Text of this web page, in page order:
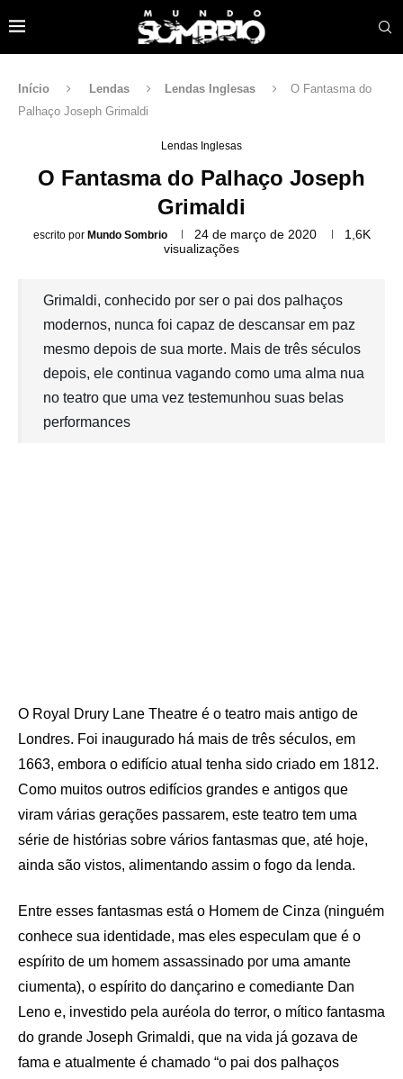
Início Lendas Lendas Inglesas
O Fantasma do
Palhaço Joseph Grimaldi
Lendas Inglesas
O Fantasma do Palhaço Joseph
Grimaldi
escrito por Mundo Sombrio 24 de março de 2020
1,6K
visualizações
Grimaldi, conhecido por ser o pai dos palhaços
modernos, nunca foi capaz de descansar em paz
mesmo depois de sua morte. Mais de três séculos
depois, ele continua vagando como uma alma nua
no teatro que uma vez testemunhou suas belas
performances
O Royal Drury Lane Theatre é o teatro mais antigo de
Londres. Foi inaugurado há mais de três séculos, em
1663, embora o edifício atual tenha sido criado em 1812.
Como muitos outros edifícios grandes e antigos que
viram várias gerações passarem, este teatro tem uma
série de histórias sobre vários fantasmas que, até hoje,
ainda são vistos, alimentando assim o fogo da lenda.
Entre esses fantasmas está o Homem de Cinza (ninguém
conhece sua identidade, mas eles especulam que é o
espírito de um homem assassinado por uma amante
ciumenta), o espírito do dançarino e comediante Dan
Leno e, investido pela auréola do terror, o mítico fantasma
do grande Joseph Grimaldi, que na vida já gozava de
fama e atualmente é chamado “o pai dos palhaços